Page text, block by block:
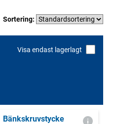
Sortering:
Visa endast lagerlagt
Bänkskruvstycke